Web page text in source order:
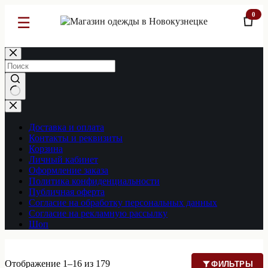
☰ 0
Перейти
к
сути
Ничего
не
найденоДоставка и оплата
Контакты и реквизиты
Корзина
Личный кабинет
Оформление заказа
Политика конфиденциальности
Публичная оферта
Согласие на обработку персональных данных
Согласие на рекламную рассылку
Шоп
Отображение 1–16 из 179 ФИЛЬТРЫ